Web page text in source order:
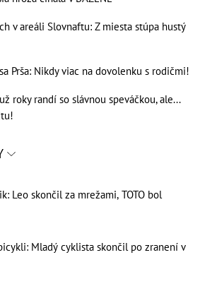
v areáli Slovnaftu: Z miesta stúpa hustý
Prša: Nikdy viac na dovolenku s rodičmi!
roky randí so slávnou speváčkou, ale...
Leo skončil za mrežami, TOTO bol
Mladý cyklista skončil po zranení v